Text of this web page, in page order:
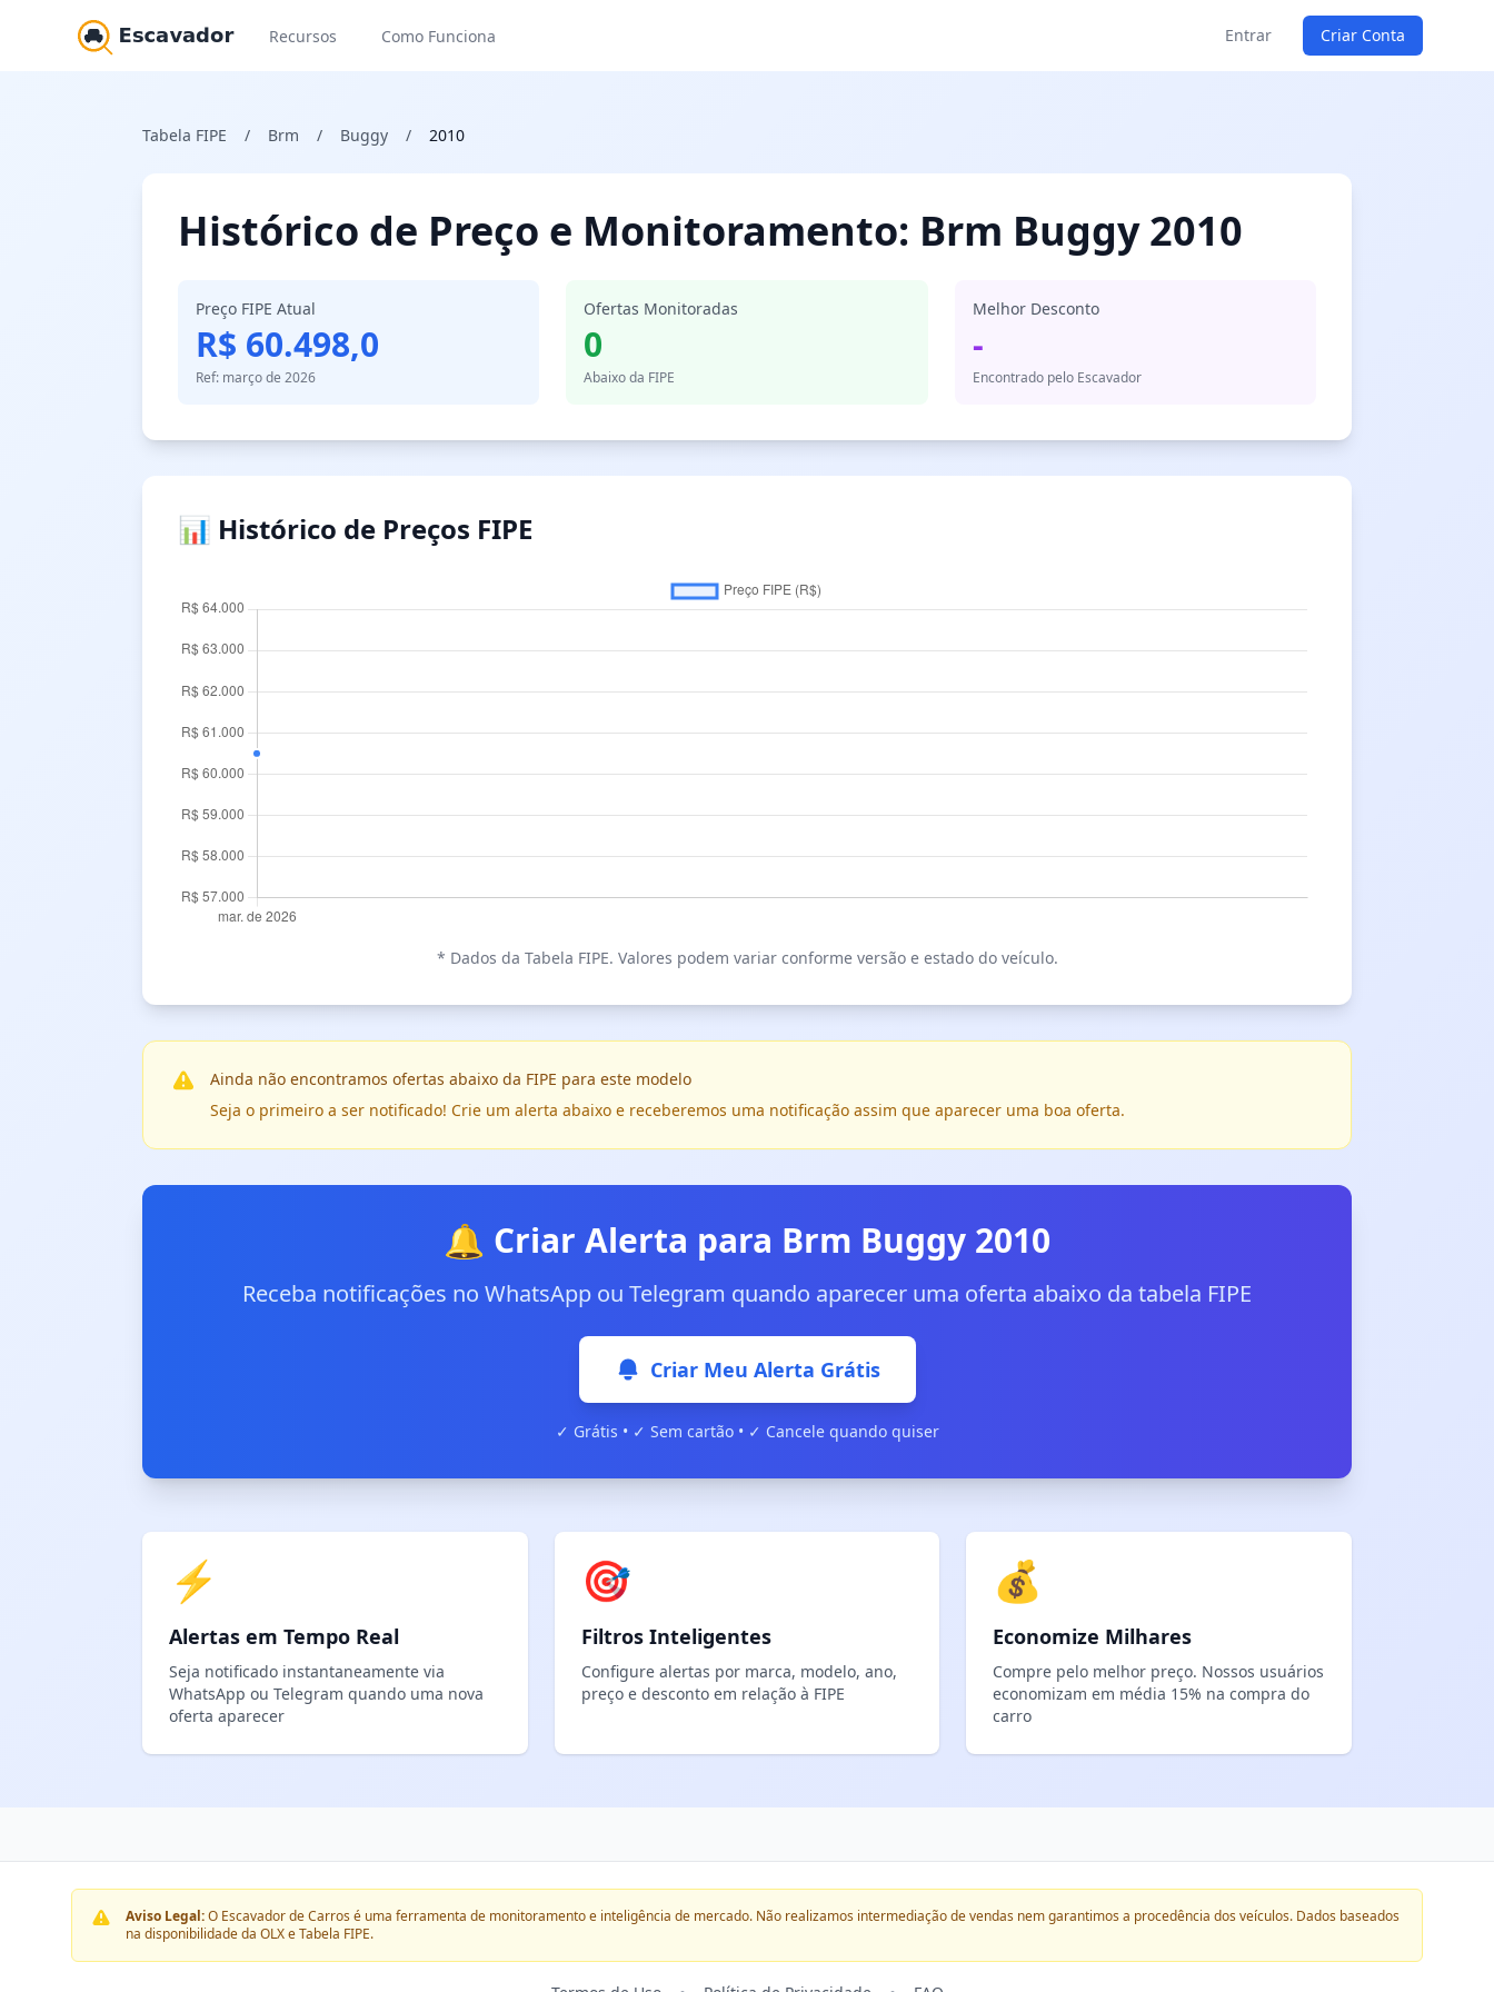
Recursos Como Funciona Entrar Criar Conta
Tabela FIPE / Brm / Buggy / 2010
Histórico de Preço e Monitoramento: Brm Buggy 2010
Preço FIPE Atual
R$ 60.498,0
Ref: março de 2026
Ofertas Monitoradas
0
Abaixo da FIPE
Melhor Desconto
-
Encontrado pelo Escavador
📊 Histórico de Preços FIPE
* Dados da Tabela FIPE. Valores podem variar conforme versão e estado do veículo.
Ainda não encontramos ofertas abaixo da FIPE para este modelo
Seja o primeiro a ser notificado! Crie um alerta abaixo e receberemos uma notificação assim que aparecer uma boa oferta.
🔔 Criar Alerta para Brm Buggy 2010
Receba notificações no WhatsApp ou Telegram quando aparecer uma oferta abaixo da tabela FIPE
Criar Meu Alerta Grátis
✓ Grátis • ✓ Sem cartão • ✓ Cancele quando quiser
⚡
Alertas em Tempo Real
Seja notificado instantaneamente via
WhatsApp ou Telegram quando uma nova
oferta aparecer
🎯
Filtros Inteligentes
Configure alertas por marca, modelo, ano,
preço e desconto em relação à FIPE
💰
Economize Milhares
Compre pelo melhor preço. Nossos usuários
economizam em média 15% na compra do
carro
Aviso Legal:O Escavador de Carros é uma ferramenta de monitoramento e inteligência de mercado. Não realizamos intermediação de vendas nem garantimos a procedência dos veículos. Dados baseados
na disponibilidade da OLX e Tabela FIPE.